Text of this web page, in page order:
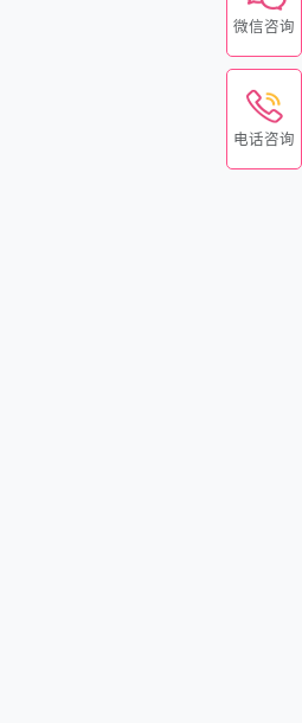
微信咨询
电话咨询